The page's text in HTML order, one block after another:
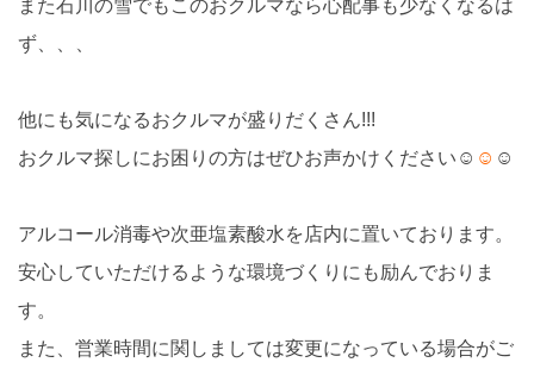
また石川の雪でもこのおクルマなら心配事も少なくなるは
ず、、、
他にも気になるおクルマが盛りだくさん!!!
おクルマ探しにお困りの方はぜひお声かけください☺ ☺ ☺
アルコール消毒や次亜塩素酸水を店内に置いております。
安心していただけるような環境づくりにも励んでおりま
す。
また、営業時間に関しましては変更になっている場合がご